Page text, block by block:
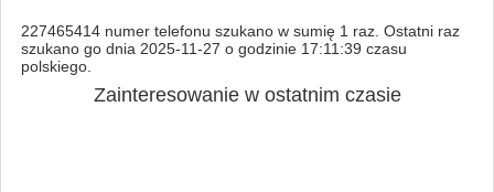
227465414 numer telefonu szukano w sumię 1 raz. Ostatni raz
szukano go dnia 2025-11-27 o godzinie 17:11:39 czasu
polskiego.
Zainteresowanie w ostatnim czasie